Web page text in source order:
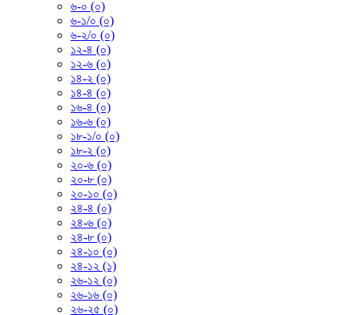
৬-০ (০)
৬-১/০ (০)
৬-২/০ (০)
১২-৪ (০)
১২-৬ (০)
১৪-২ (০)
১৪-৪ (০)
১৬-৪ (০)
১৬-৬ (০)
১৮-১/০ (০)
১৮-২ (০)
২০-৬ (০)
২০-৮ (০)
২০-১০ (০)
২৪-৪ (০)
২৪-৬ (০)
২৪-৮ (০)
২৪-১০ (০)
২৪-১২ (১)
২৬-১২ (০)
২৬-১৬ (০)
২৬-২৫ (০)